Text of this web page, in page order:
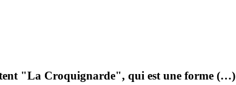
"La Croquignarde", qui est une forme (…)